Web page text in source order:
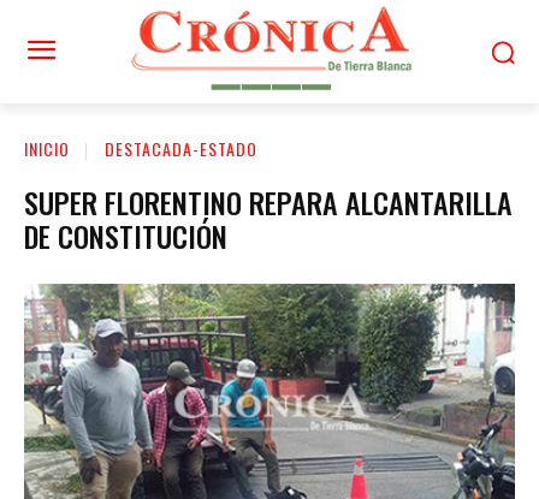
INICIO DESTACADA-ESTADO
SUPER FLORENTINO REPARA ALCANTARILLA
DE CONSTITUCIÓN